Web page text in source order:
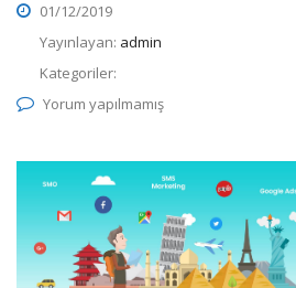
01/12/2019
Yayınlayan: admin
Kategoriler:
Yorum yapılmamış